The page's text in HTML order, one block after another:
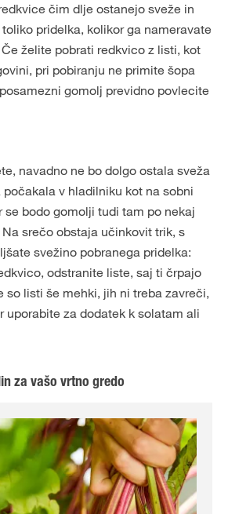
čim dlje ostanejo sveže in
pridelka, kolikor ga nameravate
želite pobrati redkvico z listi, kot
pri pobiranju ne primite šopa
gomolj previdno povlecite
navadno ne bo dolgo ostala sveža
v hladilniku kot na sobni
se bodo gomolji tudi tam po nekaj
srečo obstaja učinkovit trik, s
svežino pobranega pridelka:
odstranite liste, saj ti črpajo
so listi še mehki, jih ni treba zavreči,
uporabite za dodatek k solatam ali
za vašo vrtno gredo